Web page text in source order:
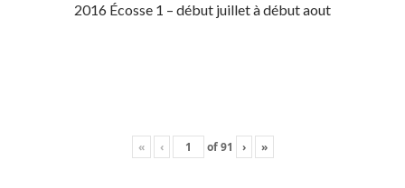
2016 Écosse 1 – début juillet à début aout
« ‹ of91 › »